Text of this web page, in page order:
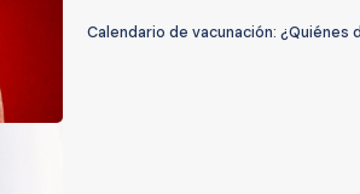
Calendario de vacunación: